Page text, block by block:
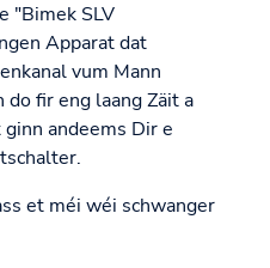
"Bimek SLV
Apparat dat
vum Mann
fir eng laang Zäit a
andeems Dir e
et méi wéi schwanger